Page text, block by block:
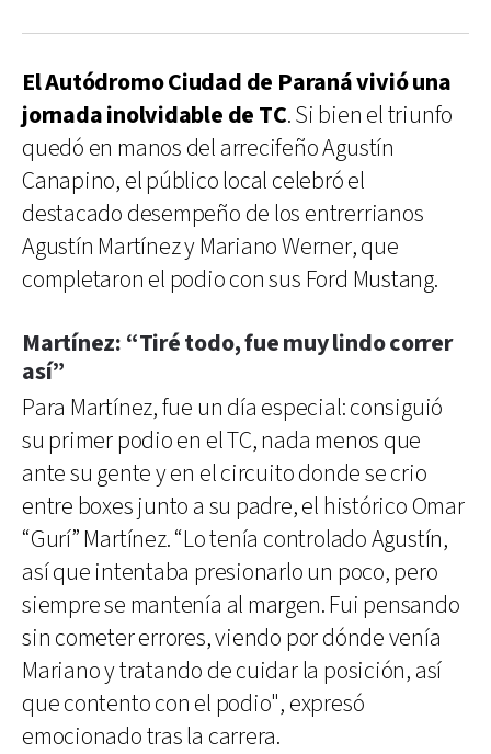
El Autódromo Ciudad de Paraná vivió una
jornada inolvidable de TC. Si bien el triunfo
quedó en manos del arrecifeño Agustín
Canapino, el público local celebró el
destacado desempeño de los entrerrianos
Agustín Martínez y Mariano Werner, que
completaron el podio con sus Ford Mustang.
Martínez: “Tiré todo, fue muy lindo correr
así”
Para Martínez, fue un día especial: consiguió
su primer podio en el TC, nada menos que
ante su gente y en el circuito donde se crio
entre boxes junto a su padre, el histórico Omar
“Gurí” Martínez. “Lo tenía controlado Agustín,
así que intentaba presionarlo un poco, pero
siempre se mantenía al margen. Fui pensando
sin cometer errores, viendo por dónde venía
Mariano y tratando de cuidar la posición, así
que contento con el podio", expresó
emocionado tras la carrera.